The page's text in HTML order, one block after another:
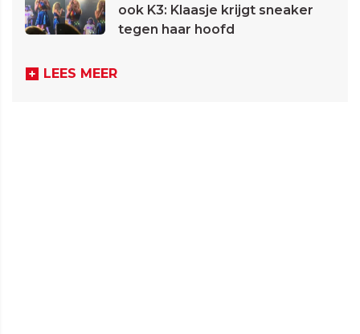
ook K3: Klaasje krijgt sneaker
tegen haar hoofd
LEES MEER